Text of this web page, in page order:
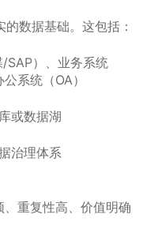
数据基础。这包括：
SAP）、业务系统
系统（OA）
或数据湖
治理体系
重复性高、价值明确